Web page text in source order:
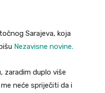
Sarajeva, koja
Nezavisne novine.
zaradim duplo više
neće spriječiti da i